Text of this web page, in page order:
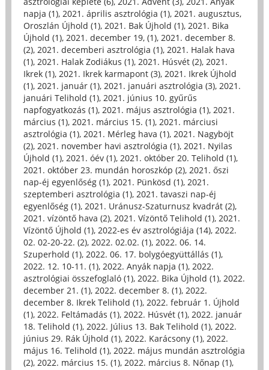
napja (1), 2021. április asztrológia (1), 2021. augusztus,
Oroszlán Újhold (1), 2021. Bak Újhold (1), 2021. Bika
Újhold (1), 2021. december 19, (1), 2021. december 8.
(2), 2021. decemberi asztrológia (1), 2021. Halak hava
(1), 2021. Halak Zodiákus (1), 2021. Húsvét (2), 2021.
Ikrek (1), 2021. Ikrek karmapont (3), 2021. Ikrek Újhold
(1), 2021. január (1), 2021. januári asztrológia (3), 2021.
januári Telihold (1), 2021. június 10. gyűrűs
napfogyatkozás (1), 2021. május asztrológia (1), 2021.
március (1), 2021. március 15. (1), 2021. márciusi
asztrológia (1), 2021. Mérleg hava (1), 2021. Nagyböjt
(2), 2021. november havi asztrológia (1), 2021. Nyilas
Újhold (1), 2021. óév (1), 2021. október 20. Telihold (1),
2021. október 23. mundán horoszkóp (2), 2021. őszi
nap-éj egyenlőség (1), 2021. Pünkösd (1), 2021.
szeptemberi asztrológia (1), 2021. tavaszi nap-éj
egyenlőség (1), 2021. Uránusz-Szaturnusz kvadrát (2),
2021. vízöntő hava (2), 2021. Vízöntő Telihold (1), 2021.
Vízöntő Újhold (1), 2022-es év asztrológiája (14), 2022.
02. 02-20-22. (2), 2022. 02.02. (1), 2022. 06. 14.
Szuperhold (1), 2022. 06. 17. bolygóegyüttállás (1),
2022. 12. 10-11. (1), 2022. Anyák napja (1), 2022.
asztrológiai összefoglaló (1), 2022. Bika Újhold (1), 2022.
december 21. (1), 2022. december 8. (1), 2022.
december 8. Ikrek Telihold (1), 2022. február 1. Újhold
(1), 2022. Feltámadás (1), 2022. Húsvét (1), 2022. január
18. Telihold (1), 2022. Július 13. Bak Telihold (1), 2022.
június 29. Rák Újhold (1), 2022. Karácsony (1), 2022.
május 16. Telihold (1), 2022. május mundán asztrológia
(2), 2022. március 15. (1), 2022. március 8. Nőnap (1),